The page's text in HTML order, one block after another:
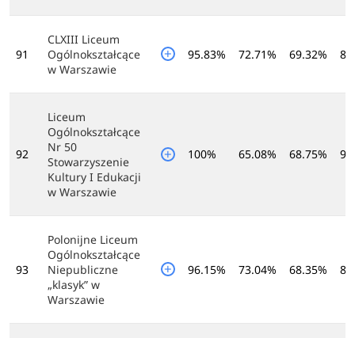
91
CLXIII Liceum
Ogólnokształcące
w Warszawie
95.83% 72.71% 69.32%
92
Liceum
Ogólnokształcące
Nr 50
Stowarzyszenie
Kultury I Edukacji
w Warszawie
100% 65.08% 68.75%
93
Polonijne Liceum
Ogólnokształcące
Niepubliczne
„klasyk” w
Warszawie
96.15% 73.04% 68.35%